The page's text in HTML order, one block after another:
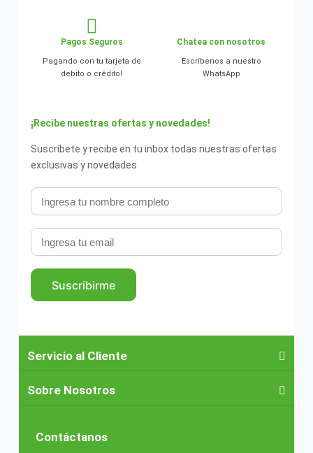
Pagos Seguros
Pagando con tu tarjeta de
debito o crédito!
Chatea con nosotros
Escríbenos a nuestro
WhatsApp
¡Recibe nuestras ofertas y novedades!
Suscríbete y recibe en tu inbox todas nuestras ofertas
exclusivas y novedades
Suscribirme
Servicio al Cliente
Sobre Nosotros
Contáctanos